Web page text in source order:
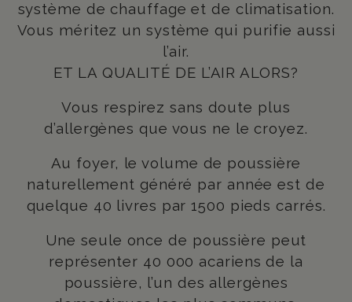
système de chauffage et de climatisation.
Vous méritez un système qui purifie aussi
l’air.
ET LA QUALITÉ DE L’AIR ALORS?
Vous respirez sans doute plus
d’allergènes que vous ne le croyez.
Au foyer, le volume de poussière
naturellement généré par année est de
quelque 40 livres par 1500 pieds carrés.
Une seule once de poussière peut
représenter 40 000 acariens de la
poussière, l’un des allergènes